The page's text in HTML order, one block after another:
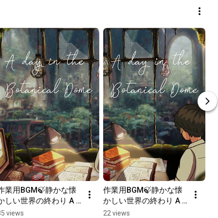
業用BGM🍃静かな懐
しい世界の終わり A
in the Botanical
views
作業用BGM🍃静かな懐
かしい世界の終わり A
day in the Botanical
22 views